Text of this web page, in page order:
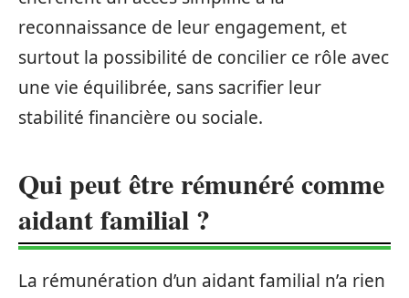
reconnaissance de leur engagement, et
surtout la possibilité de concilier ce rôle avec
une vie équilibrée, sans sacrifier leur
stabilité financière ou sociale.
Qui peut être rémunéré comme
aidant familial ?
La rémunération d’un aidant familial n’a rien